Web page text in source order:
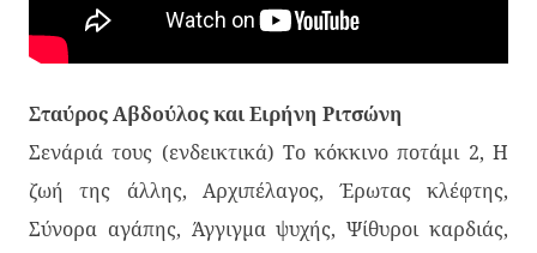
Σταύρος Αβδούλος και Ειρήνη Ριτσώνη
Σενάριά τους (ενδεικτικά) Το κόκκινο ποτάμι 2, Η
ζωή της άλλης, Αρχιπέλαγος, Έρωτας κλέφτης,
Σύνορα αγάπης, Άγγιγμα ψυχής, Ψίθυροι καρδιάς,